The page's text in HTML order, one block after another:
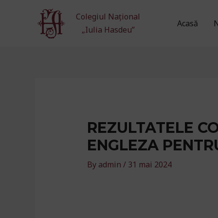
Colegiul Național
„Iulia Hasdeu”
Acasă
REZULTATELE
ENGLEZA
By admin / 31 mai 2024